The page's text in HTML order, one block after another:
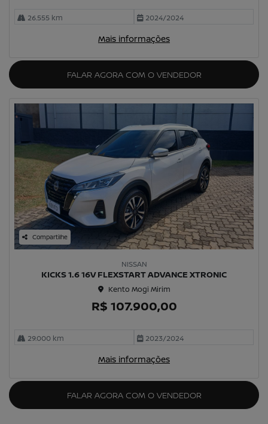
26.555 km 2024/2024
Mais informações
FALAR AGORA COM O VENDEDOR
Compartilhe
NISSAN
KICKS 1.6 16V FLEXSTART ADVANCE XTRONIC
Kento Mogi Mirim
R$ 107.900,00
29.000 km 2023/2024
Mais informações
FALAR AGORA COM O VENDEDOR